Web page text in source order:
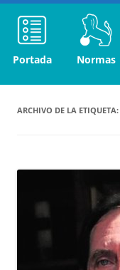
Portada Normas
ARCHIVO DE LA ETIQUETA: